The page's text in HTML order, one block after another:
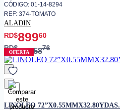
CÓDIGO: 01-14-8294
REF: 374-TOMATO
ALADIN
RD$89960
RD$1,45876
OFERTA
favorito
LINOLEO 72”X0.55MMX32.80YDAS.